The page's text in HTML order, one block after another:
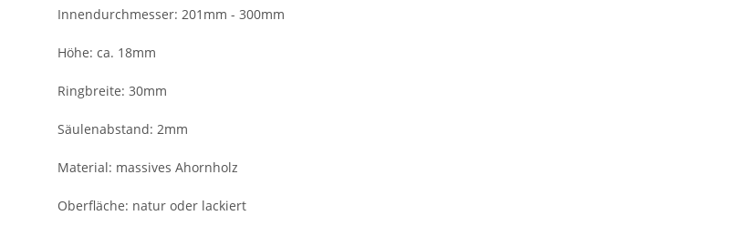
Innendurchmesser: 201mm - 300mm
Höhe: ca. 18mm
Ringbreite: 30mm
Säulenabstand: 2mm
Material: massives Ahornholz
Oberfläche: natur oder lackiert